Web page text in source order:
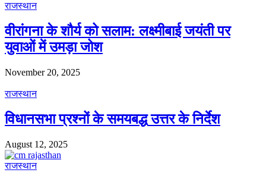
राजस्थान
वीरांगना के शौर्य को सलाम: लक्ष्मीबाई जयंती पर
युवाओं में उमड़ा जोश
November 20, 2025
राजस्थान
विधानसभा प्रश्नों के समयबद्ध उत्तर के निर्देश
August 12, 2025
राजस्थान